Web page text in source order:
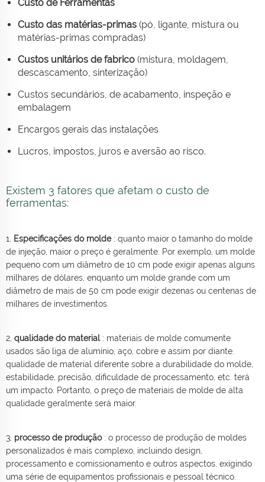
Custo de Ferramentas
Custo das matérias-primas (pó, ligante, mistura ou
matérias-primas compradas)
Custos unitários de fabrico (mistura, moldagem,
descascamento, sinterização)
Custos secundários, de acabamento, inspeção e
embalagem
Encargos gerais das instalações
Lucros, impostos, juros e aversão ao risco.
Existem 3 fatores que afetam o custo de
ferramentas:
1, Especificações do molde : quanto maior o tamanho do molde
de injeção, maior o preço é geralmente. Por exemplo, um molde
pequeno com um diâmetro de 10 cm pode exigir apenas alguns
milhares de dólares, enquanto um molde grande com um
diâmetro de mais de 50 cm pode exigir dezenas ou centenas de
milhares de investimentos.
2, qualidade do material : materiais de molde comumente
usados são liga de alumínio, aço, cobre e assim por diante.
qualidade de material diferente sobre a durabilidade do molde,
estabilidade, precisão, dificuldade de processamento, etc. terá
um impacto. Portanto, o preço de materiais de molde de alta
qualidade geralmente será maior.
3, processo de produção : o processo de produção de moldes
personalizados é mais complexo, incluindo design,
processamento e comissionamento e outros aspectos, exigindo
uma série de equipamentos profissionais e pessoal técnico.